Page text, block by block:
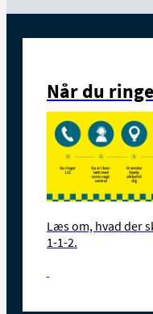
Når du
Læs om, hvad der
1-1-2.